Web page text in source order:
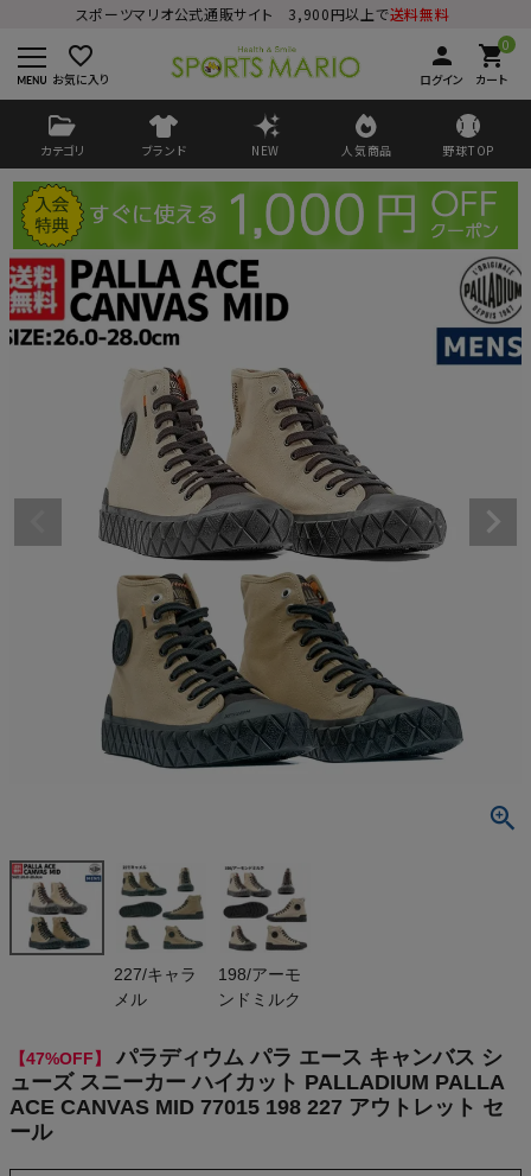
スポーツマリオ公式通販サイト 3,900円以上で送料無料
favorite_border
お気に入り
person
ログイン
0
shopping_cart
カート
カテゴリ ブランド NEW 人気商品 野球TOP
ログイン 会員登録
ようこそ ゲスト 様
検索
商品が見つからない方はこちら
最近閲覧した商品
ューズ スニ
ーカー ハイ
カット PALLA
DIUM PALLA
ACE CANVA
(税込)
NIKE
CHUMS
227/キャラ
メル
198/アーモ
ンドミルク
【47%OFF】
パラディウム パラ エース キャンバス シ
ューズ スニーカー ハイカット PALLADIUM PALLA
ACE CANVAS MID 77015 198 227 アウトレット セ
ール